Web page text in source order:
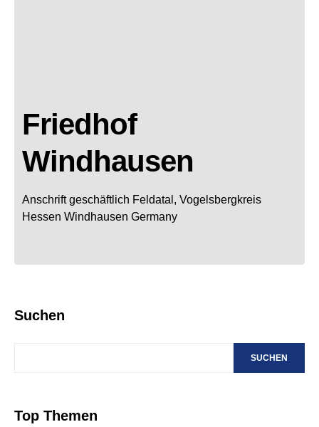
Friedhof
Windhausen
Anschrift geschäftlich Feldatal, Vogelsbergkreis
Hessen Windhausen Germany
Suchen
SUCHEN
Top Themen